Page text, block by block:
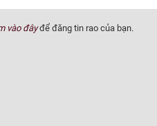
vào đâyđể đăng tin rao của bạn.